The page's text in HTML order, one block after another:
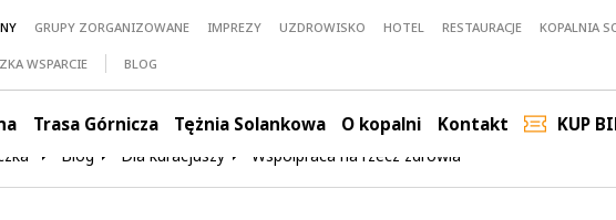
GRUPY ZORGANIZOWANE IMPREZY UZDROWISKO HOTEL RESTAURACJE
KOPALNIA
WSPARCIE
BLOG
Trasa Górnicza Tężnia Solankowa O kopalni Kontakt KUP
Blog Dla kuracjuszy Współpraca na rzecz zdrowia